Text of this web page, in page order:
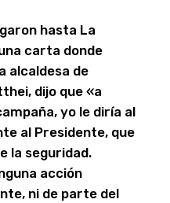
hasta La
carta donde
alcaldesa de
dijo que «a
yo le diría al
al Presidente, que
la seguridad.
acción
ni de parte del